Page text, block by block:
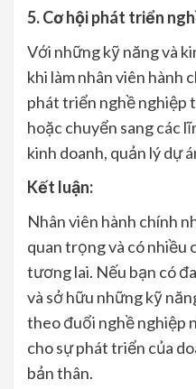
5. Cơ hội phát triển
Với những kỹ năng và
khi làm nhân viên hành
phát triển nghề nghiệp
hoặc chuyển sang các
kinh doanh, quản lý dự
Kết luận:
Nhân viên hành chính
quan trọng và có
tương lai. Nếu bạn có
và sở hữu những kỹ
theo đuổi nghề nghiệp
cho sự phát triển của
bản thân.